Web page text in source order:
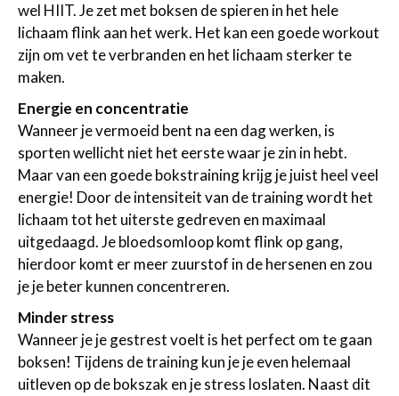
wel HIIT. Je zet met boksen de spieren in het hele
lichaam flink aan het werk. Het kan een goede workout
zijn om vet te verbranden en het lichaam sterker te
maken.
Energie en concentratie
Wanneer je vermoeid bent na een dag werken, is
sporten wellicht niet het eerste waar je zin in hebt.
Maar van een goede bokstraining krijg je juist heel veel
energie! Door de intensiteit van de training wordt het
lichaam tot het uiterste gedreven en maximaal
uitgedaagd. Je bloedsomloop komt flink op gang,
hierdoor komt er meer zuurstof in de hersenen en zou
je je beter kunnen concentreren.
Minder stress
Wanneer je je gestrest voelt is het perfect om te gaan
boksen! Tijdens de training kun je je even helemaal
uitleven op de bokszak en je stress loslaten. Naast dit